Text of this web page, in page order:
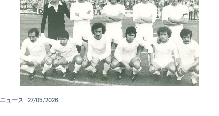
ニュース 27/05/2026